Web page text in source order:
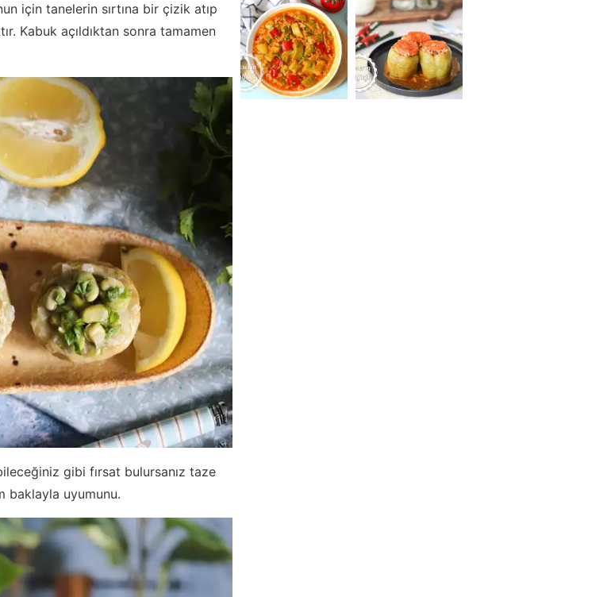
için tanelerin sırtına bir çizik atıp
Kabuk açıldıktan sonra tamamen
gibi fırsat bulursanız taze
baklayla uyumunu.